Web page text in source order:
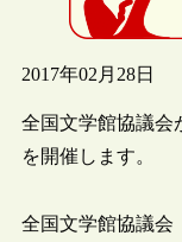
2017年02月28日
全国文学館協議会
を開催します。
全国文学館協議会